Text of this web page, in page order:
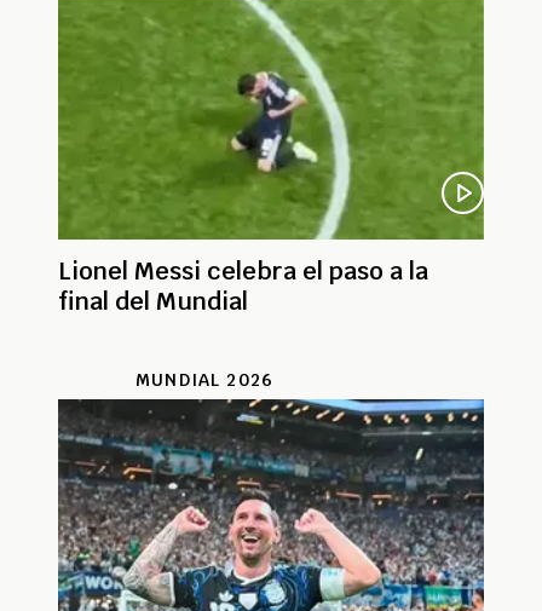
Lionel Messi celebra el paso a la
final del Mundial
MUNDIAL 2026